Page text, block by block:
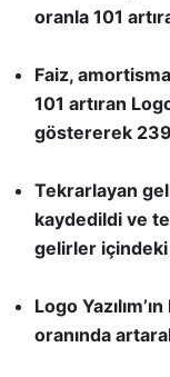
oranla 101
Faiz,
101 artıran
göstererek 239
Tekrarlayan
kaydedildi ve
gelirler içindeki
Logo
oranında